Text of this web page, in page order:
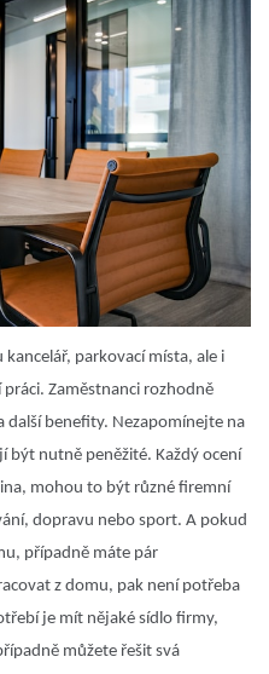
parkovací místa, ale i
Zaměstnanci rozhodně
další benefity. Nezapomínejte na
být nutně peněžité. Každý ocení
mohou to být různé firemní
dopravu nebo sport. A pokud
případně máte pár
z domu, pak není potřeba
je mít nějaké sídlo firmy,
můžete řešit svá